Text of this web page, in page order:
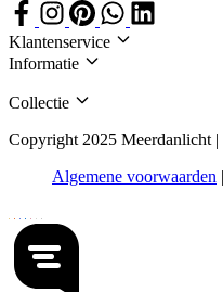
Klantenservice
Informatie
Collectie
Copyright 2025 Meerdanlicht |
Algemene voorwaarden